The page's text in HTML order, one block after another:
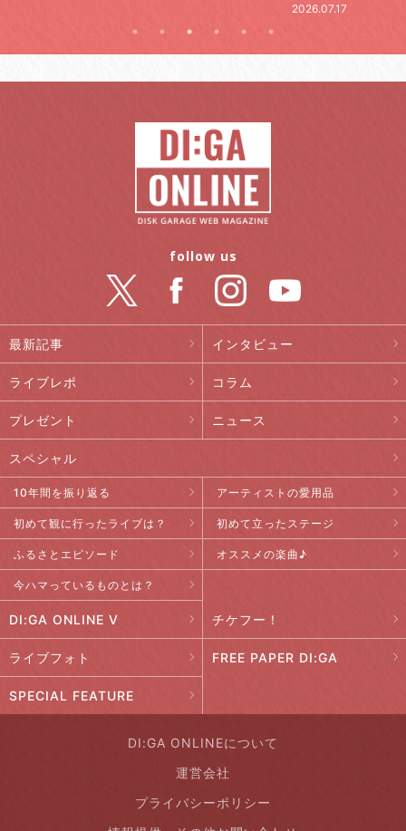
最新記事 インタビュー
ライブレポ コラム
プレゼント ニュース
スペシャル
10年間を振り返る アーティストの愛用品
初めて観に行ったライブは？ 初めて立ったステージ
ふるさとエピソード オススメの楽曲♪
今ハマっているものとは？
DI:GA ONLINE V チケフー！
ライブフォト FREE PAPER DI:GA
SPECIAL FEATURE
follow us
DI:GA ONLINEについて
運営会社
プライバシーポリシー